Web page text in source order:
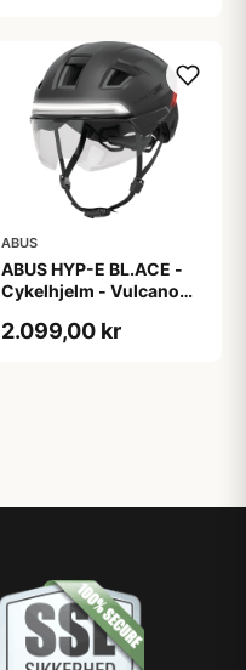
ABUS
ABUS HYP-E BL.ACE -
Cykelhjelm - Vulcano
2.099,00 kr